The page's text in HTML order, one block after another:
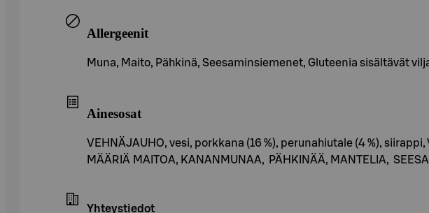
Allergeenit
Muna, Maito, Pähkinä, Seesaminsiemenet, Gluteenia sisältävät
Ainesosat
VEHNÄJAUHO, vesi, porkkana (16 %), perunahiutale (4 %),
MÄÄRIÄ MAITOA, KANANMUNAA, PÄHKINÄÄ, MANTELIA,
Yhteystiedot